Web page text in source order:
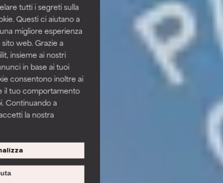
tutti i segreti sulla
Questi ci aiutano a
migliore esperienza
web. Grazie a
insieme ai nostri
in base ai tuoi
consentono inoltre ai
il tuo comportamento
Continuando a
la nostra